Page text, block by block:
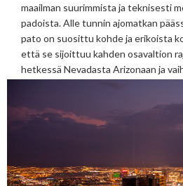
maailman suurimmista ja teknisesti
padoista. Alle tunnin ajomatkan
pato on suosittu kohde ja erikoista
että se sijoittuu kahden osavaltion
hetkessä Nevadasta Arizonaan ja